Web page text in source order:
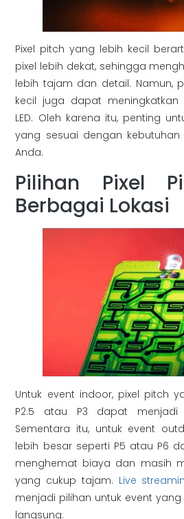
Pixel pitch yang lebih kecil
pixel lebih dekat, sehingga
lebih tajam dan detail. Namun,
kecil juga dapat
LED. Oleh karena itu, penting
yang sesuai dengan
Anda.
Pilihan Pixel
Berbagai Lokasi
Untuk event indoor, pixel pitch
P2.5 atau P3 dapat
Sementara itu, untuk event
lebih besar seperti P5 atau P6
menghemat biaya dan masih
yang cukup tajam. Live
menjadi pilihan untuk event
langsung.